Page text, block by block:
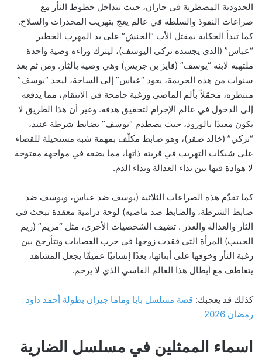
الحدودية المضطربة في جازان، حيث تتداخل خطوط الثأر مع
صراعات النفوذ والسلطة في عالم يعج بتهريب المخدرات والسلاح.
كما تبدأ الحكاية بمقتل الأب “الحنش” على يد المهرب الخطير
“عباس” (الذي يجسده تركي اليوسف)، ليترك وراءه وصية واحدة
ملتهبة لابنه “يوسف” (فايز بن جريس) وهي وصية بالثأر. ومن ثم بعد
سنوات من هذه الجريمة، يعود “عباس” إلى الساحة، ليجد “يوسف”
منتظره، محمّلاً بألم الماضي ورغبة جامحة في الانتقام، مما يدفعه
إلى الدخول في عالم الإجرام لتحقيق هدفه. وغير أن هذا الطريق لا
يكون معبدًا بالورود، حيث يصطدم “يوسف” بضابط شرطة عنيد،
“تركي” (خالد صقر)، وهو ضابط مكلّف بمهمة شبه مستحيلة للقضاء
على شبكات التهريب في قريته ذاتها، مما يضعه في مواجهة مفتوحة
لا هوادة فيها بين نداء العدالة ونداء الدم.
كما تقدّم هذه الصراعات الثلاثية (يوسف ضد عباس، ويوسف ضد
ضابط الشرطة، والضابط ضد ماضيه) لوحة درامية معقدة تبحث في
الثأر والعدالة والغدر . تضيف الشخصيات الأخرى، مثل “مريم” (ريم
الحبيب) المرأة التي فقدت زوجها في حرب العصابات وتتأرجح بين
رغبة الثأر وخوفها على أبنائها، بعدًا إنسانيًا عميقًا يجعل المشاهد
يتعاطف مع أبطال هذا العالم القاسي الذي لا يرحم.
كذلك قد يعجبك: قصة مسلسل بابا وماما جيران بطولة أحمد داود
رمضان 2026
اسماء الممثلين في مسلسل الضارية